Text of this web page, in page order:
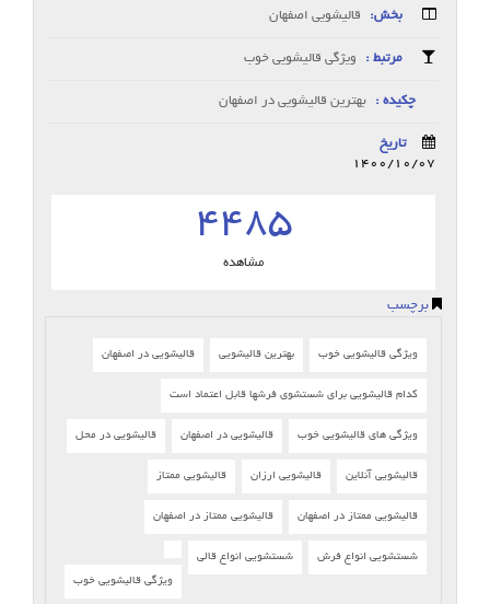
بخش: قالیشویی اصفهان
مرتبط : ویژگی قالیشویی خوب
چکیده : بهترین قالیشویی در اصفهان
تاریخ
1400/10/07
4485
مشاهده
برچسب
ویژگی قالیشویی خوب بهترین قالیشویی قالیشویی در اصفهان
کدام قالیشویی برای شستشوی فرشها قابل اعتماد است
ویژگی های قالیشویی خوب قالیشویی در اصفهان قالیشویی در محل
قالیشویی آنلاین قالیشویی ارزان قالیشویی ممتاز
قالیشویی ممتاز در اصفهان قالیشویی ممتاز در اصفهان
شستشویی انواع فرش
شستشویی انواع قالی
ویژگی قالیشویی خوب